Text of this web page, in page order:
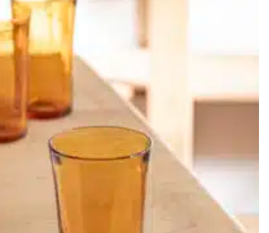
AJOUTER AU PANIER